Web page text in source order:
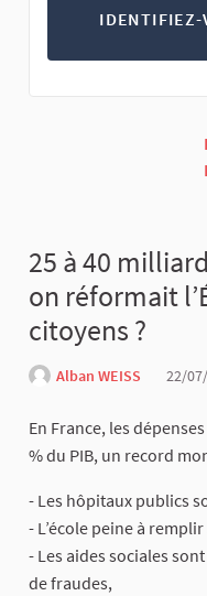
IDENTIFIEZ-
25 à 40
on réformait
citoyens ?
Alban WEISS 22/
En France, les
% du PIB, un record
- Les hôpitaux publics
- L’école peine à
- Les aides sociales
de fraudes,